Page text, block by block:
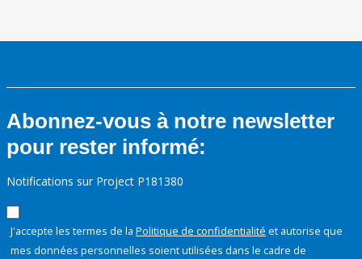
Abonnez-vous à notre newsletter
pour rester informé:
Notifications sur Project P181380
J'accepte les termes de la Politique de confidentialité et autorise que
mes données personnelles soient utilisées dans le cadre de